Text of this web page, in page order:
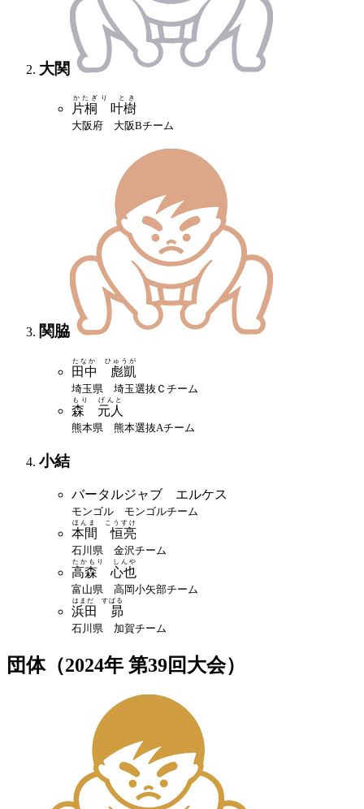
大関
片桐 叶樹
かたぎり とき
大阪府 大阪Bチーム
関脇
田中 彪凱
たなか ひゅうが
埼玉県 埼玉選抜Ｃチーム
森 元人
もり げんと
熊本県 熊本選抜Aチーム
小結
バータルジャブ エルケス
モンゴル モンゴルチーム
本間 恒亮
ほんま こうすけ
石川県 金沢チーム
高森 心也
たかもり しんや
富山県 高岡小矢部チーム
浜田 昴
はまだ すばる
石川県 加賀チーム
団体（2024年 第39回大会）